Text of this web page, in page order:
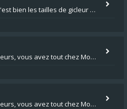
Les chiffres que tu donnes, c'est bien les tailles de gicleur ? Par contre tes "-2 tours" à quoi correspondent t'ils ?
Bonjour, pour les gicleurs, vous avez tout chez Motokristen à Bar sur Aube. https://www.motokristen.fr/ On peut aussi
Bonjour, pour les gicleurs, vous avez tout chez Motokristen à Bar sur Aube. https://www.motokristen.fr/produits/4946-l